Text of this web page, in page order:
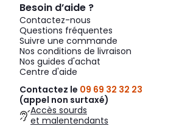
Besoin d’aide ?
Contactez-nous
Questions fréquentes
Suivre une commande
Nos conditions de livraison
Nos guides d'achat
Centre d'aide
Contactez le 09 69 32 32 23
(appel non surtaxé)
Accès sourds
et malentendants